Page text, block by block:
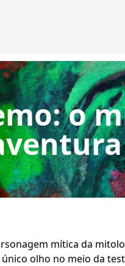
o
mítica da
olho no meio da